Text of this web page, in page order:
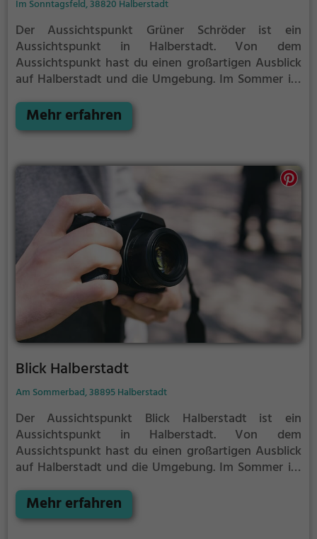
Im Sonntagsfeld, 38820 Halberstadt
Der Aussichtspunkt Grüner Schröder ist ein
Aussichtspunkt in Halberstadt. Von dem
Aussichtspunkt hast du einen großartigen Ausblick
auf Halberstadt und die Umgebung. Im Sommer ist
Ausflugsziel für Familienausflüge, Wanderungen
oder zum Picknicken und lockt an warmen und
Mehr erfahren
Blick Halberstadt
Am Sommerbad, 38895 Halberstadt
Der Aussichtspunkt Blick Halberstadt ist ein
Aussichtspunkt in Halberstadt. Von dem
Aussichtspunkt hast du einen großartigen Ausblick
auf Halberstadt und die Umgebung. Im Sommer ist
Ausflugsziel für Familienausflüge, Wanderungen
oder zum Picknicken und lockt an warmen und
Mehr erfahren